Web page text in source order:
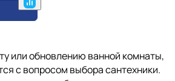
или обновлению ванной комнаты,
с вопросом выбора сантехники.